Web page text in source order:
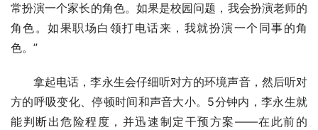
常扮演一个家长的角色。如果是校园问题，我会扮演老师的
角色。如果职场白领打电话来，我就扮演一个同事的角
色。”
拿起电话，李永生会仔细听对方的环境声音，然后听对
方的呼吸变化、停顿时间和声音大小。5分钟内，李永生就
能判断出危险程度，并迅速制定干预方案——在此前的